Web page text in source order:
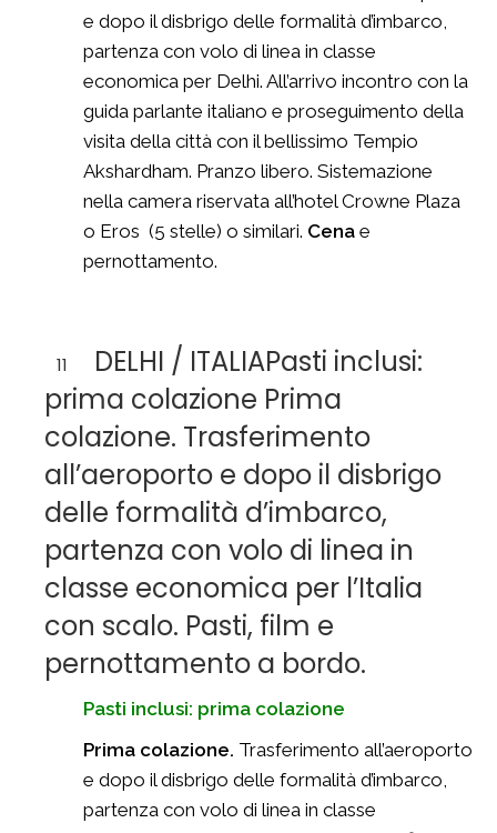
e dopo il disbrigo delle formalità d’imbarco,
partenza con volo di linea in classe
economica per Delhi. All’arrivo incontro con la
guida parlante italiano e proseguimento della
visita della città con il bellissimo Tempio
Akshardham. Pranzo libero. Sistemazione
nella camera riservata all’hotel Crowne Plaza
o Eros (5 stelle) o similari. Cena e
pernottamento.
11
DELHI / ITALIAPasti inclusi:
prima colazione Prima
colazione. Trasferimento
all’aeroporto e dopo il disbrigo
delle formalità d’imbarco,
partenza con volo di linea in
classe economica per l’Italia
con scalo. Pasti, film e
pernottamento a bordo.
Pasti inclusi: prima colazione
Prima colazione. Trasferimento all’aeroporto
e dopo il disbrigo delle formalità d’imbarco,
partenza con volo di linea in classe